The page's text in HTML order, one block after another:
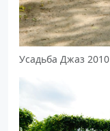
Усадьба Джаз 2010